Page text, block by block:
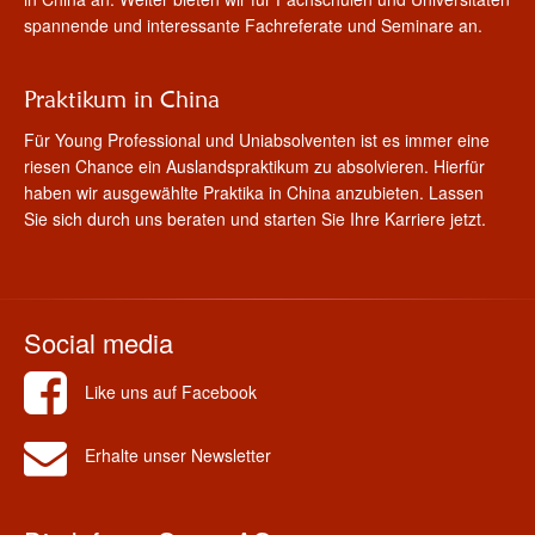
spannende und interessante Fachreferate und Seminare an.
Praktikum in China
Für Young Professional und Uniabsolventen ist es immer eine
riesen Chance ein Auslandspraktikum zu absolvieren. Hierfür
haben wir ausgewählte Praktika in China anzubieten. Lassen
Sie sich durch uns beraten und starten Sie Ihre Karriere jetzt.
Social media
Like uns auf Facebook
Erhalte unser Newsletter